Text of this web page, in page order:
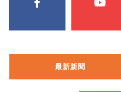
最新新聞